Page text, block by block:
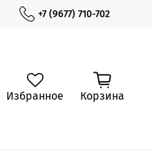
+7 (9677) 710-702
Избранное Корзина